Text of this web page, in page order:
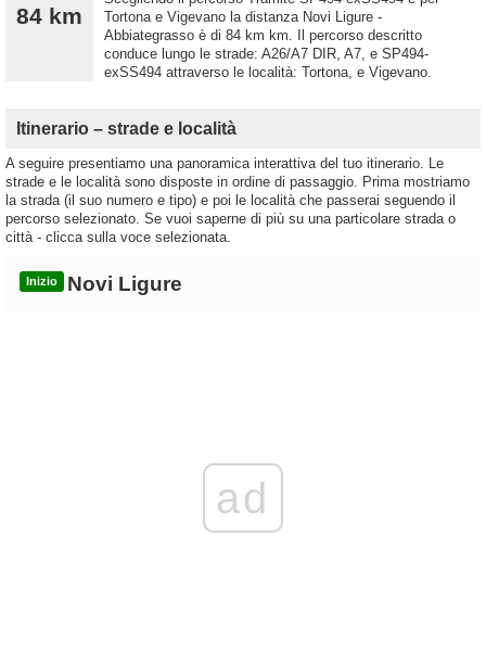
84 km
Tortona e Vigevano la distanza Novi Ligure -
Abbiategrasso è di 84 km km. Il percorso descritto
conduce lungo le strade: A26/A7 DIR, A7, e SP494-
exSS494 attraverso le località: Tortona, e Vigevano.
Itinerario – strade e località
A seguire presentiamo una panoramica interattiva del tuo itinerario. Le
strade e le località sono disposte in ordine di passaggio. Prima mostriamo
la strada (il suo numero e tipo) e poi le località che passerai seguendo il
percorso selezionato. Se vuoi saperne di più su una particolare strada o
città - clicca sulla voce selezionata.
Inizio Novi Ligure
ad